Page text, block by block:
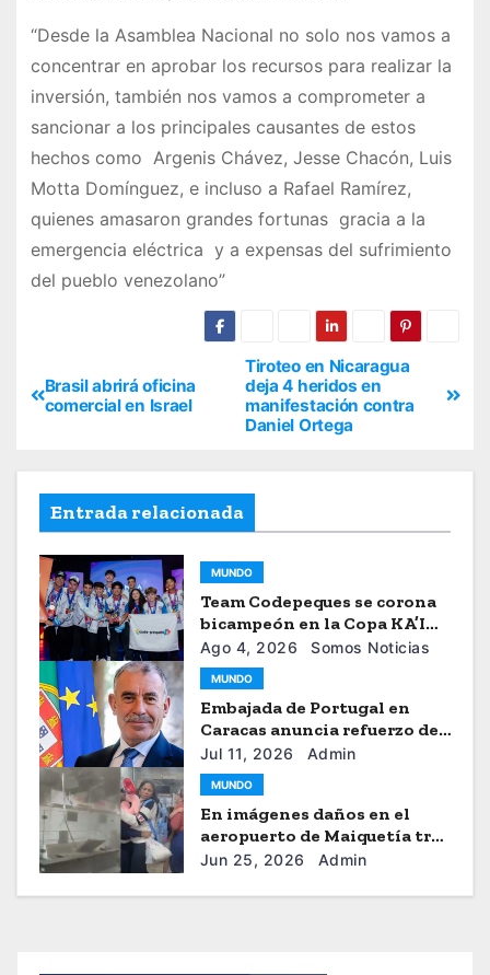
“Desde la Asamblea Nacional no solo nos vamos a
concentrar en aprobar los recursos para realizar la
inversión, también nos vamos a comprometer a
sancionar a los principales causantes de estos
hechos como Argenis Chávez, Jesse Chacón, Luis
Motta Domínguez, e incluso a Rafael Ramírez,
quienes amasaron grandes fortunas gracia a la
emergencia eléctrica y a expensas del sufrimiento
del pueblo venezolano”
Tiroteo en Nicaragua
deja 4 heridos en
manifestación contra
Daniel Ortega
Brasil abrirá oficina
comercial en Israel
Entrada relacionada
MUNDO
Team Codepeques se corona
bicampeón en la Copa KA’I
2026
Ago 4, 2026 Somos Noticias
MUNDO
Embajada de Portugal en
Caracas anuncia refuerzo de
ayuda humanitaria
Jul 11, 2026 Admin
MUNDO
En imágenes daños en el
aeropuerto de Maiquetía tras
los sismos
Jun 25, 2026 Admin